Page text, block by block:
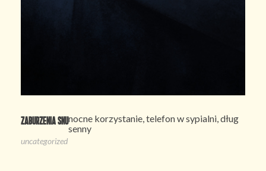
Zaburzenia snunocne korzystanie, telefon w sypialni, dług
senny
uncategorized